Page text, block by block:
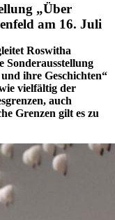
„Über
am 16. Juli
Roswitha
Sonderausstellung
ihre Geschichten“
vielfältig der
auch
Grenzen gilt es zu